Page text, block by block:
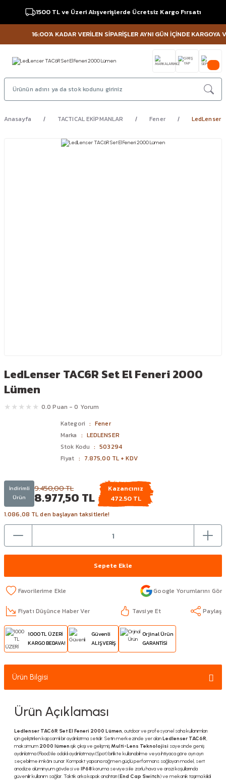
1500 TL ve Üzeri Alışverişlerde Ücretsiz Kargo Fırsatı
16:00'A KADAR VERİLEN SİPARİŞLER AYNI GÜN İÇİNDE KARGOYA
Anasayfa TACTICAL EKİPMANLAR Fener LedLenser
LedLenser TAC6R Set El Feneri 2000
Lümen
0.0 Puan - 0 Yorum
Kategori
Fener
Marka
LEDLENSER
Stok Kodu
503294
Fiyat
7.875,00 TL + KDV
İndirimli
Ürün
9.450,00 TL
8.977,50 TL
Kazancınız
472.50 TL
1.086,08 TL den başlayan taksitlerle!
Sepete Ekle
Google Yorumlarını Gör
Fiyatı Düşünce Haber Ver Tavsiye Et Paylaş
1000 TL ÜZERİ
KARGO BEDAVA!
Güvenli
ALIŞVERİŞ
Orjinal Ürün
GARANTİSİ
Ürün Bilgisi
Ürün Açıklaması
Ledlenser TAC6R Set El Feneri 2000 Lümen, outdoor ve profesyonel saha kullanımları
için geliştirilen kapsamlı bir aydınlatma setidir. Setin merkezinde yer alanLedlenser TAC6R,
maksimum 2000 lümen ışık çıkışı ve gelişmişMulti-Lens Teknolojisi sayesinde geniş
aydınlatma (Flood) ile odaklı aydınlatmayı (Spot) birlikte kullanabilme veya ihtiyaca göre ayrı ayrı
seçebilme imkânı sunar. Kompakt yapısına rağmen güçlü performans sağlayan model, sert
anodize alüminyum gövdesi ve IP68koruma seviyesi ile zorlu hava ve arazi koşullarında
güvenilir kullanım sağlar. Taktik arka kapak anahtarı (End Cap Switch) ve mekanik taşıma kilidi